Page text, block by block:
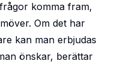
komma fram,
Om det har
kan man erbjudas
önskar, berättar